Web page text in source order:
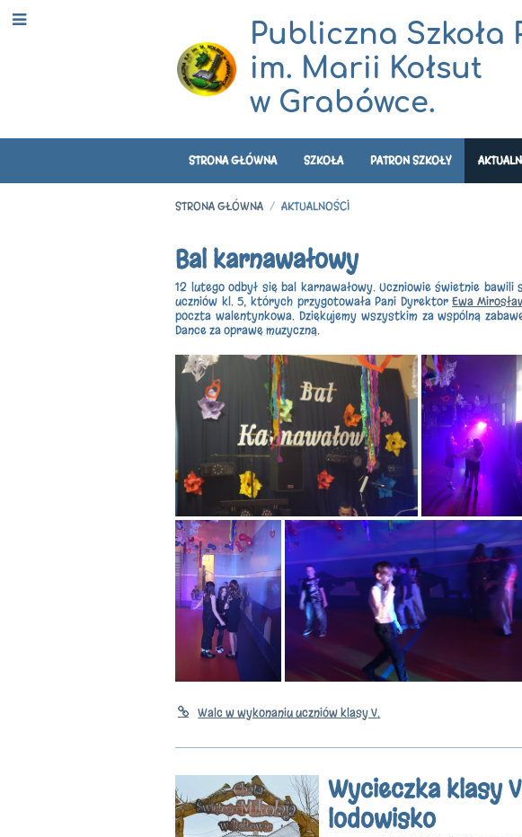
Publiczna Szkoła
im. Marii Kołsut
w Grabówce.
STRONA GŁÓWNA SZKOŁA PATRON SZKOŁY
STRONA GŁÓWNA / AKTUALNOŚCI
Aktualności
Bal karnawałowy
12 lutego odbył się bal karnawałowy. Uczniowie świetnie
uczniów kl. 5, których przygotowała Pani DyrektorEwa
poczta walentynkowa. Dziękujemy wszystkim za wspólną
Dance za oprawę muzyczną.
Walc w wykonaniu uczniów klasy V.
Wycieczka klasy
lodowisko